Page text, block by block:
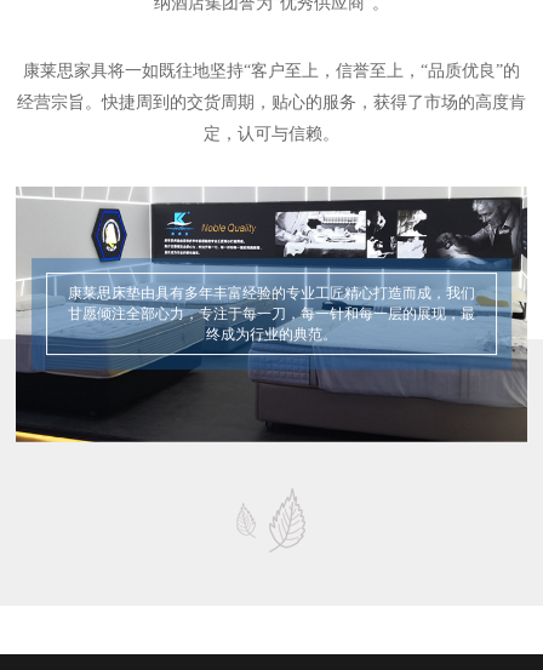
康莱思家具将一如既往地坚持“客户至上，信誉至上，“品质优良”的
经营宗旨。快捷周到的交货周期，贴心的服务，获得了市场的高度肯
定，认可与信赖。
康莱思床垫由具有多年丰富经验的专业工匠精心打造而成，我们
甘愿倾注全部心力，专注于每一刀，每一针和每一层的展现，最
终成为行业的典范。